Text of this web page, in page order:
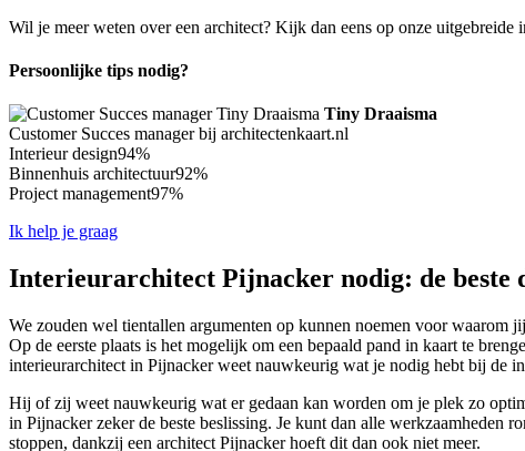
Wil je meer weten over een architect? Kijk dan eens op onze uitgebreide
Persoonlijke tips nodig?
Tiny Draaisma
Customer Succes manager bij architectenkaart.nl
Interieur design94%
Binnenhuis architectuur92%
Project management97%
Ik help je graag
Interieurarchitect Pijnacker nodig: de beste
We zouden wel tientallen argumenten op kunnen noemen voor waarom
Op de eerste plaats is het mogelijk om een bepaald pand in kaart te
interieurarchitect in Pijnacker weet nauwkeurig wat je nodig hebt bij de
Hij of zij weet nauwkeurig wat er gedaan kan worden om je plek zo
in Pijnacker zeker de beste beslissing. Je kunt dan alle werkzaamheden
stoppen, dankzij een architect Pijnacker hoeft dit dan ook niet meer.